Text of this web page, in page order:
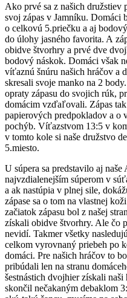
Ako prvé sa z našich
svoj zápas v Jamníku. Domáci
o celkovú 5.priečku a aj
do úlohy jasného favorita. A
obidve štvorhry a prvé dve
bodový náskok. Domáci však
víťaznú šnúru našich hráčov a
skresali svoje manko na 2
opraty zápasu do svojich rúk,
domácim vzďaľovali. Zápas
papierových predpokladov a o
pochýb. Víťazstvom 13:5 v
v tomto kole si naše družstvo
5.miesto.
U súpera sa predstavilo aj
najvzdialenejším súperom v
a ak nastúpia v plnej sile,
zápase sa o tom na vlastnej
začiatok zápasu bol z našej
získali obidve štvorhry. Ale čo
nevidí. Takmer všetky
celkom vyrovnaný priebeh po
domáci. Pre našich hráčov to
pribúdali len na stranu
šestnástich dvojhier získali
skončil nečakaným debaklom